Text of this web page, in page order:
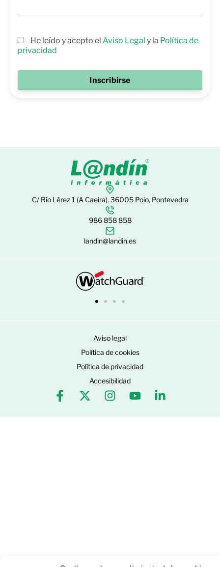
He leído y acepto el Aviso Legal y la Política de
privacidad
Inscribirse
C/ Río Lérez 1 (A Caeira). 36005 Poio, Pontevedra
986 858 858
landin@landin.es
Aviso legal
Política de cookies
Política de privacidad
Accesibilidad